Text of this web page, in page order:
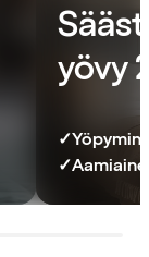
yövy
✓
✓